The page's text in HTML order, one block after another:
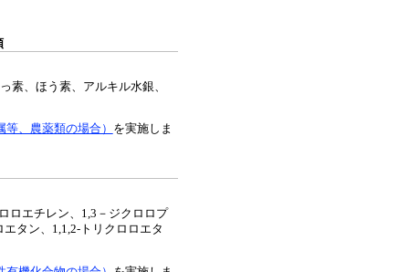
素、ほう素、アルキル水銀、
、農薬類の場合） を実施しま
ロエチレン、1,3－ジクロロプ
タン、1,1,2-トリクロロエタ